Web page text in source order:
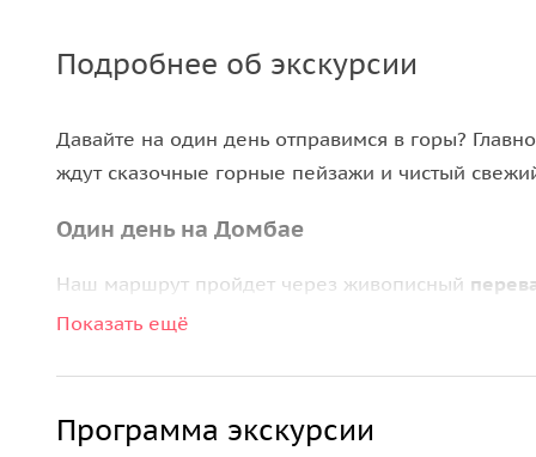
Подробнее об экскурсии
Давайте на один день отправимся в горы?
ждут сказочные горные пейзажи и чистый
Один день на Домбае
Наш маршрут пройдет через живописный
высоких перевалов России, по которым
Кавказский хребет. Всего 3 часа на машине и вы
За день мы посетим все главные
Показать ещё
Программа экскурсии